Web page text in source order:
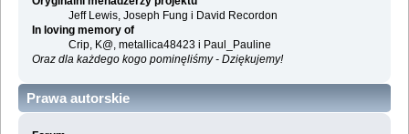
Jeff Lewis, Joseph Fung i David Recordon
In loving memory of
Crip, K@, metallica48423 i Paul_Pauline
Oraz dla każdego kogo pominęliśmy - Dziękujemy!
Prawa autorskie